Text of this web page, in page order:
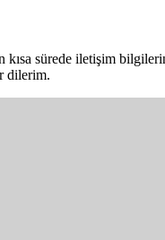
kısa sürede iletişim
dilerim.